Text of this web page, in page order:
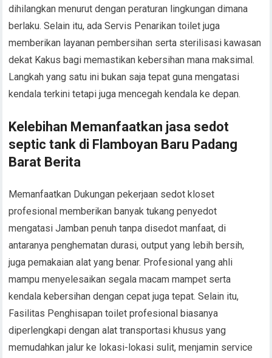
dihilangkan menurut dengan peraturan lingkungan dimana
berlaku. Selain itu, ada Servis Penarikan toilet juga
memberikan layanan pembersihan serta sterilisasi kawasan
dekat Kakus bagi memastikan kebersihan mana maksimal.
Langkah yang satu ini bukan saja tepat guna mengatasi
kendala terkini tetapi juga mencegah kendala ke depan.
Kelebihan Memanfaatkan jasa sedot
septic tank di Flamboyan Baru Padang
Barat Berita
Memanfaatkan Dukungan pekerjaan sedot kloset
profesional memberikan banyak tukang penyedot
mengatasi Jamban penuh tanpa disedot manfaat, di
antaranya penghematan durasi, output yang lebih bersih,
juga pemakaian alat yang benar. Profesional yang ahli
mampu menyelesaikan segala macam mampet serta
kendala kebersihan dengan cepat juga tepat. Selain itu,
Fasilitas Penghisapan toilet profesional biasanya
diperlengkapi dengan alat transportasi khusus yang
memudahkan jalur ke lokasi-lokasi sulit, menjamin service